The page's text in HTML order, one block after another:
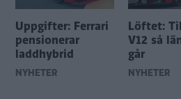
Uppgifter: Ferrari
pensionerar
laddhybrid
NYHETER
Löftet:
V12 så
går
NYHETER